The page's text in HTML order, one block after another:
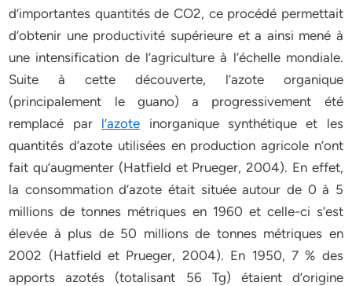
d’importantes quantités de CO2, ce procédé permettait
d’obtenir une productivité supérieure et a ainsi mené à
une intensification de l’agriculture à l’échelle mondiale.
Suite à cette découverte, l’azote organique
(principalement le guano) a progressivement été
remplacé par l’azote inorganique synthétique et les
quantités d’azote utilisées en production agricole n’ont
fait qu’augmenter (Hatfield et Prueger, 2004). En effet,
la consommation d’azote était située autour de 0 à 5
millions de tonnes métriques en 1960 et celle-ci s’est
élevée à plus de 50 millions de tonnes métriques en
2002 (Hatfield et Prueger, 2004). En 1950, 7 % des
apports azotés (totalisant 56 Tg) étaient d’origine